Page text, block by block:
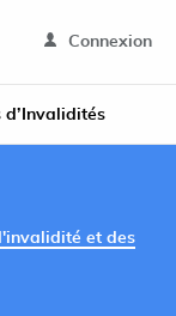
Connexion
d’Invalidités
et des